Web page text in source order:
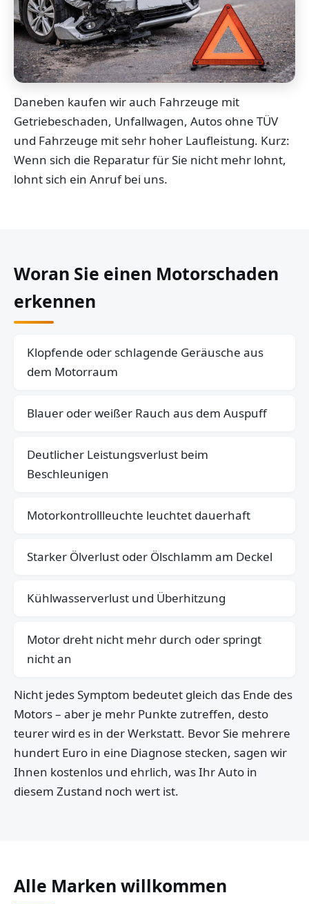
Daneben kaufen wir auch Fahrzeuge mit
Getriebeschaden, Unfallwagen, Autos ohne TÜV
und Fahrzeuge mit sehr hoher Laufleistung. Kurz:
Wenn sich die Reparatur für Sie nicht mehr lohnt,
lohnt sich ein Anruf bei uns.
Woran Sie einen Motorschaden
erkennen
Klopfende oder schlagende Geräusche aus
dem Motorraum
Blauer oder weißer Rauch aus dem Auspuff
Deutlicher Leistungsverlust beim
Beschleunigen
Motorkontrollleuchte leuchtet dauerhaft
Starker Ölverlust oder Ölschlamm am Deckel
Kühlwasserverlust und Überhitzung
Motor dreht nicht mehr durch oder springt
nicht an
Nicht jedes Symptom bedeutet gleich das Ende des
Motors – aber je mehr Punkte zutreffen, desto
teurer wird es in der Werkstatt. Bevor Sie mehrere
hundert Euro in eine Diagnose stecken, sagen wir
Ihnen kostenlos und ehrlich, was Ihr Auto in
diesem Zustand noch wert ist.
Alle Marken willkommen